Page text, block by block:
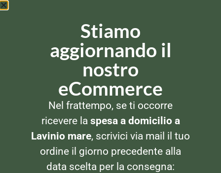
CAFFÈ IN CAPSULE
12 capsule
CAFFÈ IN CAPSULE
Stiamo
aggiornando il
nostro
eCommerce
Nel frattempo, se ti occorre
ricevere la spesa a domicilio a
Lavinio mare, scrivici via mail il tuo
ordine il giorno precedente alla
data scelta per la consegna: